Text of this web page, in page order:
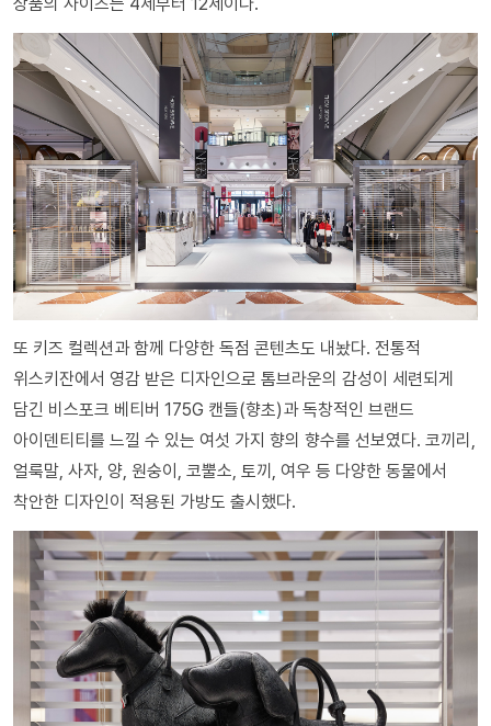
또 키즈 컬렉션과 함께 다양한 독점 콘텐츠도 내놨다. 전통적
위스키잔에서 영감 받은 디자인으로 톰브라운의 감성이 세련되게
담긴 비스포크 베티버 175G 캔들(향초)과 독창적인 브랜드
아이덴티티를 느낄 수 있는 여섯 가지 향의 향수를 선보였다. 코끼리,
얼룩말, 사자, 양, 원숭이, 코뿔소, 토끼, 여우 등 다양한 동물에서
착안한 디자인이 적용된 가방도 출시했다.